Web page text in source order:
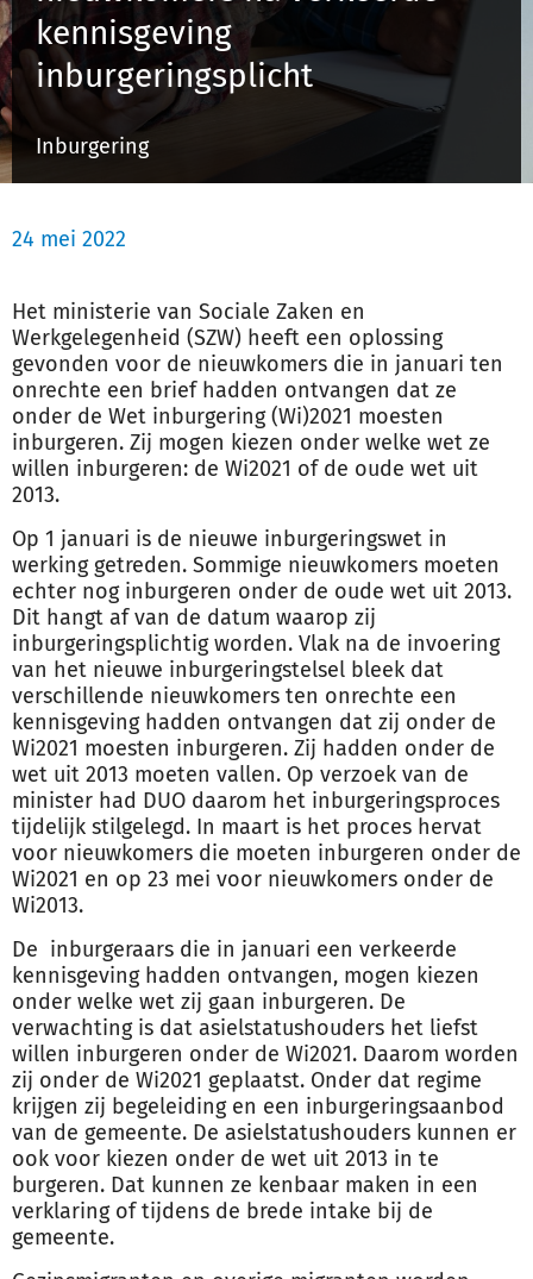
Inloggen
kennisgeving
inburgeringsplicht
Inburgering
24 mei 2022
Het ministerie van Sociale Zaken en
Werkgelegenheid (SZW) heeft een oplossing
gevonden voor de nieuwkomers die in januari ten
onrechte een brief hadden ontvangen dat ze
onder de Wet inburgering (Wi)2021 moesten
inburgeren. Zij mogen kiezen onder welke wet ze
willen inburgeren: de Wi2021 of de oude wet uit
2013.
Op 1 januari is de nieuwe inburgeringswet in
werking getreden. Sommige nieuwkomers moeten
echter nog inburgeren onder de oude wet uit 2013.
Dit hangt af van de datum waarop zij
inburgeringsplichtig worden. Vlak na de invoering
van het nieuwe inburgeringstelsel bleek dat
verschillende nieuwkomers ten onrechte een
kennisgeving hadden ontvangen dat zij onder de
Wi2021 moesten inburgeren. Zij hadden onder de
wet uit 2013 moeten vallen. Op verzoek van de
minister had DUO daarom het inburgeringsproces
tijdelijk stilgelegd. In maart is het proces hervat
voor nieuwkomers die moeten inburgeren onder de
Wi2021 en op 23 mei voor nieuwkomers onder de
Wi2013.
De inburgeraars die in januari een verkeerde
kennisgeving hadden ontvangen, mogen kiezen
onder welke wet zij gaan inburgeren. De
verwachting is dat asielstatushouders het liefst
willen inburgeren onder de Wi2021. Daarom worden
zij onder de Wi2021 geplaatst. Onder dat regime
krijgen zij begeleiding en een inburgeringsaanbod
van de gemeente. De asielstatushouders kunnen er
ook voor kiezen onder de wet uit 2013 in te
burgeren. Dat kunnen ze kenbaar maken in een
verklaring of tijdens de brede intake bij de
gemeente.